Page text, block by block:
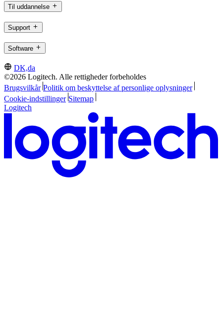
Til uddannelse
Support
Software
DK,da
©2026 Logitech. Alle rettigheder forbeholdes
Brugsvilkår Politik om beskyttelse af personlige oplysninger
Cookie-indstillinger Sitemap
Logitech